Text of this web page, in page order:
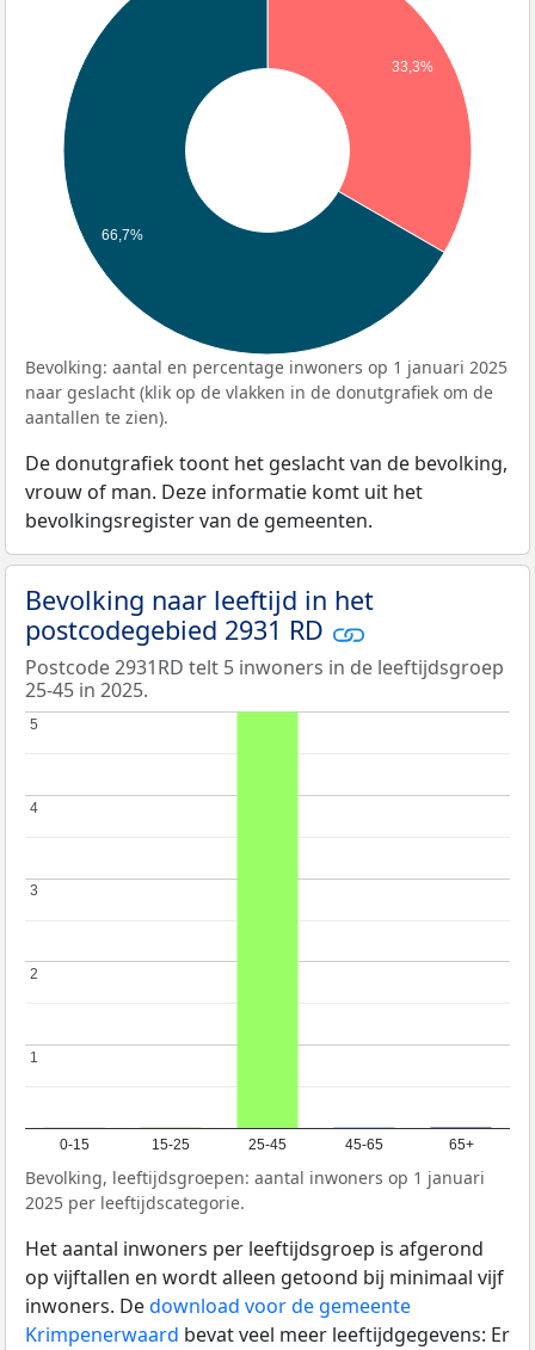
33,3%
66,7%
Bevolking: aantal en percentage inwoners op 1 januari 2025
naar geslacht (klik op de vlakken in de donutgrafiek om de
aantallen te zien).
De donutgrafiek toont het geslacht van de bevolking,
vrouw of man. Deze informatie komt uit het
bevolkingsregister van de gemeenten.
Bevolking naar leeftijd in het
postcodegebied 2931 RD
Postcode 2931RD telt 5 inwoners in de leeftijdsgroep
25-45 in 2025.
0-15 15-25 25-45 45-65 65+
11
2
2
3
3
4
4
5
5
Bevolking, leeftijdsgroepen: aantal inwoners op 1 januari
2025 per leeftijdscategorie.
Het aantal inwoners per leeftijdsgroep is afgerond
op vijftallen en wordt alleen getoond bij minimaal vijf
inwoners. Dedownload voor de gemeente
Krimpenerwaard bevat veel meer leeftijdgegevens: Er